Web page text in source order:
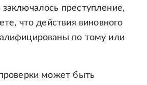
преступление,
что действия виновного
по тому или
может быть